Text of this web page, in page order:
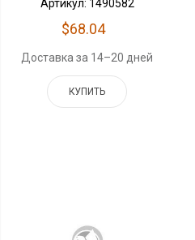
Артикул: 1490582
$68.04
Доставка за 14–20 дней
КУПИТЬ